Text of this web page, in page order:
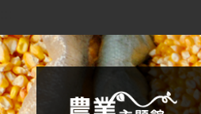
跳到主要內容
農業知識入口網